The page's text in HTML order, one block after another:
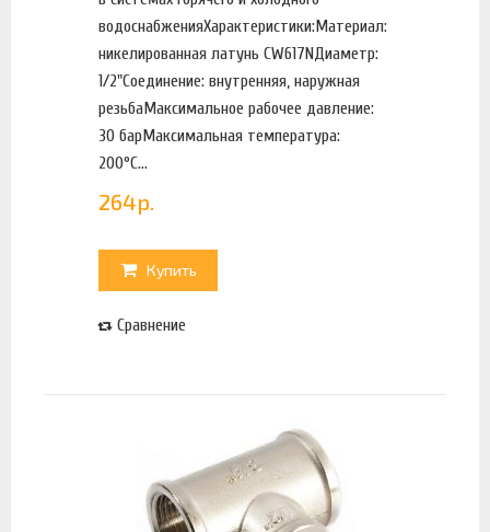
водоснабженияХарактеристики:Материал:
никелированная латунь CW617NДиаметр:
1/2"Соединение: внутренняя, наружная
резьбаМаксимальное рабочее давление:
30 барМаксимальная температура:
200°С...
264р.
Купить
Сравнение